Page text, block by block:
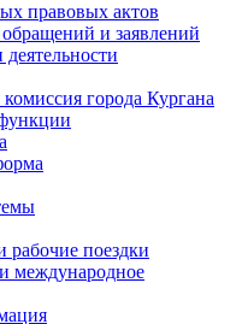
правовых актов
и заявлений
города Кургана
поездки
международное